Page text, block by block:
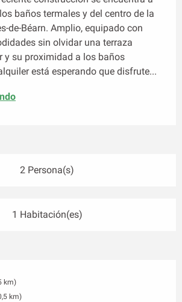
baños termales y del centro de la
de-Béarn. Amplio, equipado con
sin olvidar una terraza
y su proximidad a los baños
está esperando que disfrute...
2 Persona(s)
1 Habitación(es)
km)
km)